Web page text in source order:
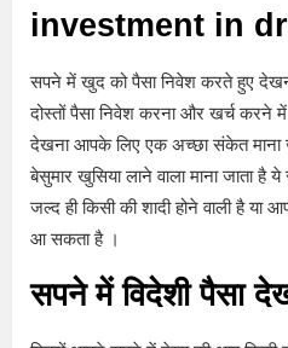
investment in
सपने में खुद को पैसा निवेश करते हुए
दोस्तों पैसा निवेश करना और खर्च करने में
देखना आपके लिए एक अच्छा संकेत माना
बेसुमार खुसिया लाने वाला माना जाता है
जल्द ही किसी की शादी होने वाली है या
आ सकता है ।
सपने में विदेशी पैसा